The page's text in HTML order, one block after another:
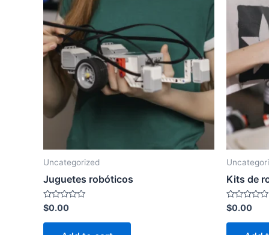
Uncategorized
Juguetes robóticos
Rated
0
out
$0.00
Kits de
Rated
0
out
$0.00